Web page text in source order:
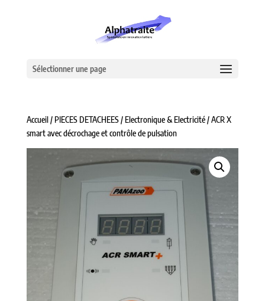
Sélectionner une page
Accueil/ PIECES DETACHEES/ Electronique & Electricité/ ACR X
smart avec décrochage et contrôle de pulsation